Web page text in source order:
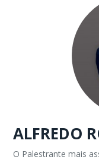
ALFREDO
O Palestrante mais